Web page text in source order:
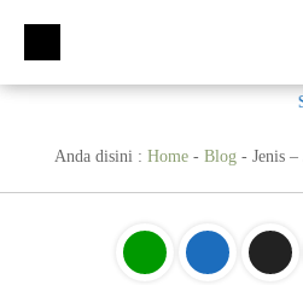
Kompetensi Keahlian
Multimedia (MM)
Tata Busana (TB)
Fasilitas
Anda disini : Home - Blog - Jenis